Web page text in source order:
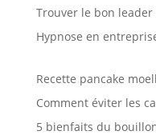
Trouver le bon leader
Hypnose en
Recette pancake
Comment éviter les
5 bienfaits du